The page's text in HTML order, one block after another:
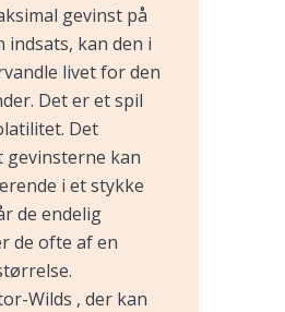
gevinst på
indsats, kan den i
livet for den
Det er et spil
Det
gevinsterne kan
i et stykke
de endelig
de ofte af en
Wilds , der kan